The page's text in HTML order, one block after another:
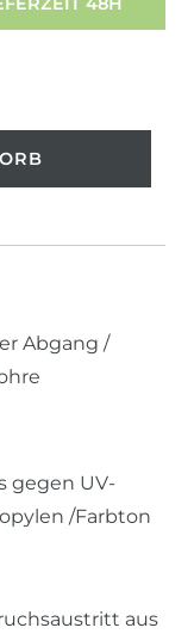
Abgang /
gegen UV-
/Farbton
aus